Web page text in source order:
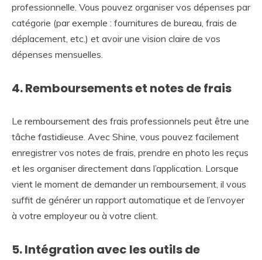
professionnelle. Vous pouvez organiser vos dépenses par
catégorie (par exemple : fournitures de bureau, frais de
déplacement, etc.) et avoir une vision claire de vos
dépenses mensuelles.
4. Remboursements et notes de frais
Le remboursement des frais professionnels peut être une
tâche fastidieuse. Avec Shine, vous pouvez facilement
enregistrer vos notes de frais, prendre en photo les reçus
et les organiser directement dans l’application. Lorsque
vient le moment de demander un remboursement, il vous
suffit de générer un rapport automatique et de l’envoyer
à votre employeur ou à votre client.
5. Intégration avec les outils de